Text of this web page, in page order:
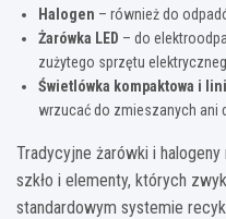
Halogen – również do
Żarówka LED – do
zużytego sprzętu
Świetlówka kompaktowa i
wrzucać do zmieszanych ani
Tradycyjne żarówki i
szkło i elementy, których
standardowym systemie